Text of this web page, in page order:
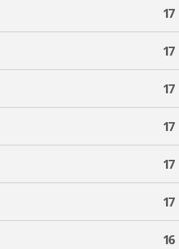
17
17
17
17
17
17
16